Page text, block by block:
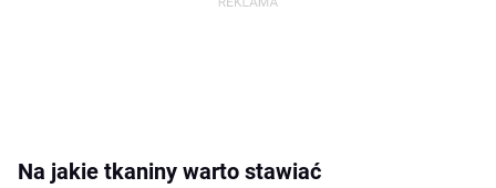
Na jakie tkaniny warto stawiać